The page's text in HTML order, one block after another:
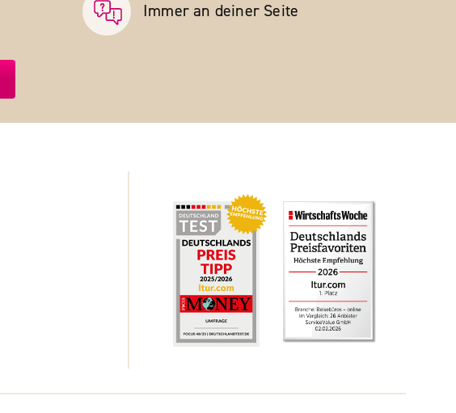
Immer an deiner Seite